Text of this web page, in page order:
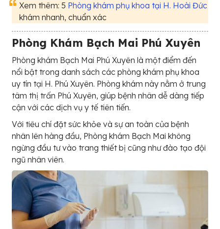
Xem thêm: 5 Phòng khám phụ khoa tại H. Hoài Đức
khám nhanh, chuẩn xác
Phòng Khám Bạch Mai Phú Xuyên
Phòng khám Bạch Mai Phú Xuyên là một điểm đến
nổi bật trong danh sách các phòng khám phụ khoa
uy tín tại H. Phú Xuyên. Phòng khám này nằm ở trung
tâm thị trấn Phú Xuyên, giúp bệnh nhân dễ dàng tiếp
cận với các dịch vụ y tế tiên tiến.
Với tiêu chí đặt sức khỏe và sự an toàn của bệnh
nhân lên hàng đầu, Phòng khám Bạch Mai không
ngừng đầu tư vào trang thiết bị cũng như đào tạo đội
ngũ nhân viên.